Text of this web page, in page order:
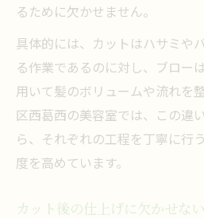
るために欠かせません。
具体的には、カットはハサミや
る作業であるのに対し、ブロー
用いて髪のボリュームや流れを
区西葛西の美容室では、この違
ら、それぞれの工程を丁寧に行
度を高めています。
カット後の仕上げに欠かせな